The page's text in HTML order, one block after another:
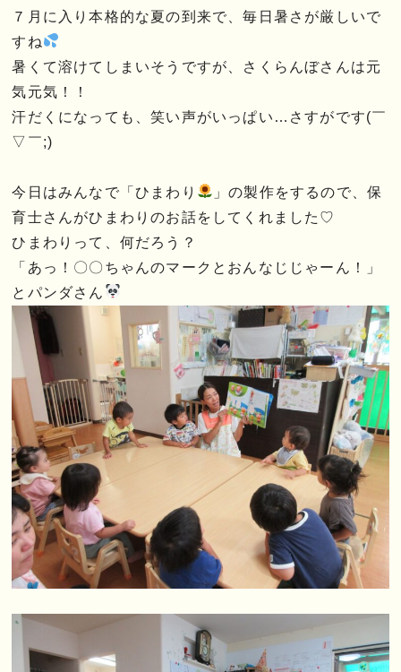
７月に入り本格的な夏の到来で、毎日暑さが厳しいで
すね
暑くて溶けてしまいそうですが、さくらんぼさんは元
気元気！！
汗だくになっても、笑い声がいっぱい…さすがです(￣
▽￣;)
今日はみんなで「ひまわり
」の製作をするので、保
育士さんがひまわりのお話をしてくれました♡
ひまわりって、何だろう？
「あっ！〇〇ちゃんのマークとおんなじじゃーん！」
とパンダさん